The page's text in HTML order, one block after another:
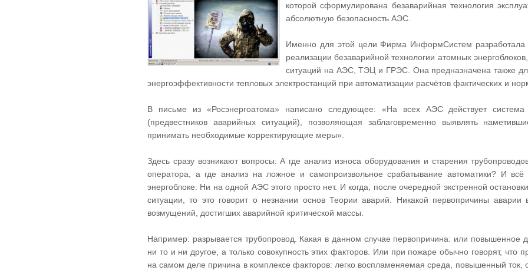
которой сформулирована безаварийная технология
абсолютную безопасность АЭС.
Именно для этой цели Фирма ИнформСистем
реализации безаварийной технологии атомных
ситуаций на АЭС, ТЭЦ и ГРЭС. Она предназначена также
энергоэффективности тепловых электростанций при автоматизации расчётов фактических и
В письме из «Росэнергоатома» написано следующее: «На всех АЭС действует система
(предвестников аварийных ситуаций), позволяющая заблаговременно выявлять
принимать необходимые корректирующие меры».
Здесь сразу возникают вопросы: А где анализ износа оборудования и старения
оператора, а где анализ на ложное и самопроизвольное срабатывание автоматики? И
энергоблоке. Ни на одной АЭС этого просто нет. И когда, после очередной экстренной
ситуации, то это говорит о незнании основ Теории аварий. Никакой первопричины аварии
возмущений, достигших аварийной критической массы.
Например: разрывается трубопровод. Какая в данном случае первопричина: или
ни то и ни другое, а только совокупность этих факторов. Или при пожаре обычно говорят, что
на самом деле причина в комплексе факторов: легко воспламеняемая среда, повышенный ток,